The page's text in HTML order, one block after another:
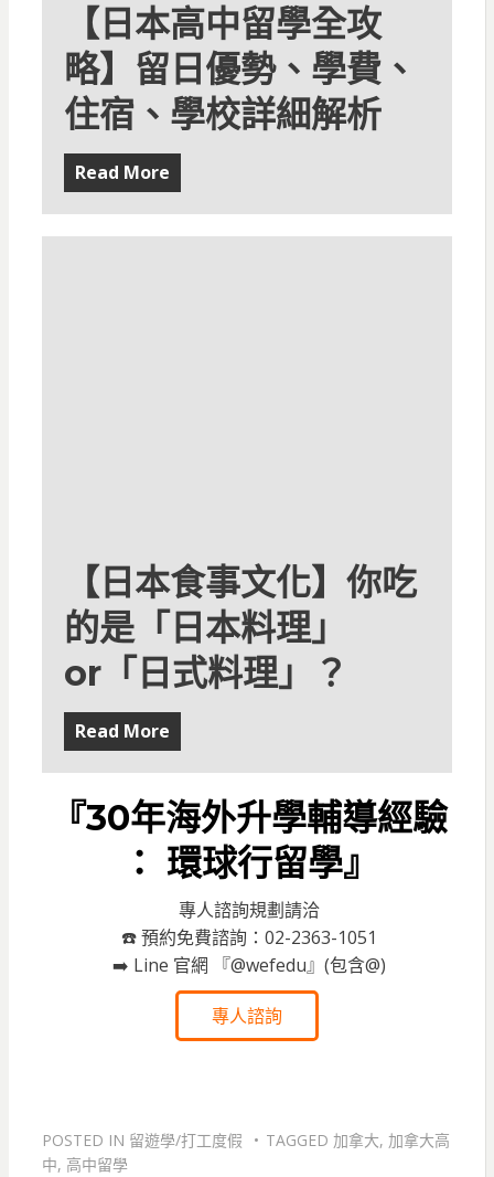
【日本高中留學全攻
略】留日優勢、學費、
住宿、學校詳細解析
Read More
【日本食事文化】你吃
的是「日本料理」
or「日式料理」？
Read More
『30年海外升學輔導經驗
： 環球行留學』
專人諮詢規劃請洽
☎️ 預約免費諮詢：02-2363-1051
➡️ Line 官網 『@wefedu』(包含@)
專人諮詢
POSTED IN 留遊學/打工度假 TAGGED 加拿大, 加拿大高
中, 高中留學